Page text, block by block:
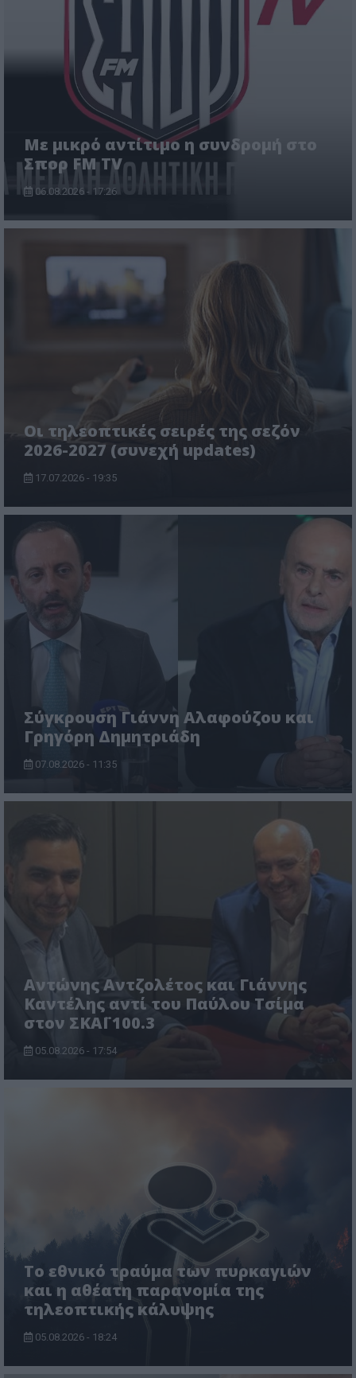
Με μικρό αντίτιμο η συνδρομή στο
Σπορ FM TV
06.08.2026 - 17:26
Οι τηλεοπτικές σειρές της σεζόν
2026-2027 (συνεχή updates)
17.07.2026 - 19:35
Σύγκρουση Γιάννη Αλαφούζου και
Γρηγόρη Δημητριάδη
07.08.2026 - 11:35
Αντώνης Αντζολέτος και Γιάννης
Καντέλης αντί του Παύλου Τσίμα
στον ΣΚΑΪ 100.3
05.08.2026 - 17:54
Το εθνικό τραύμα των πυρκαγιών
και η αθέατη παρανομία της
τηλεοπτικής κάλυψης
05.08.2026 - 18:24